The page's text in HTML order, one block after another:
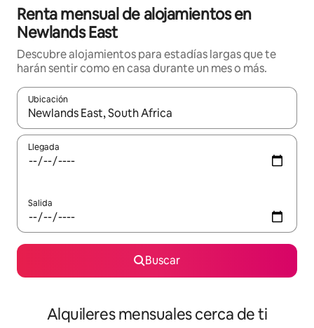
Renta mensual de alojamientos en
Newlands East
Descubre alojamientos para estadías largas que te
harán sentir como en casa durante un mes o más.
Ubicación
Cuando los resultados estén disponibles, navega con las
Llegada
Salida
Buscar
Alquileres mensuales cerca de ti